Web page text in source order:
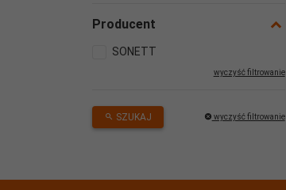
Producent
SONETT
wyczyść filtrowanie
SZUKAJ wyczyść filtrowanie